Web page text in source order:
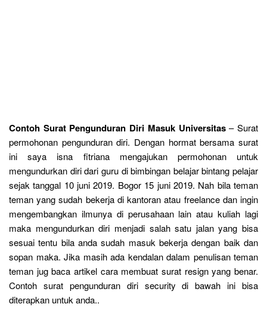
Contoh Surat Pengunduran Diri Masuk Universitas– Surat
permohonan pengunduran diri. Dengan hormat bersama surat
ini saya isna fitriana mengajukan permohonan untuk
mengundurkan diri dari guru di bimbingan belajar bintang pelajar
sejak tanggal 10 juni 2019. Bogor 15 juni 2019. Nah bila teman
teman yang sudah bekerja di kantoran atau freelance dan ingin
mengembangkan ilmunya di perusahaan lain atau kuliah lagi
maka mengundurkan diri menjadi salah satu jalan yang bisa
sesuai tentu bila anda sudah masuk bekerja dengan baik dan
sopan maka. Jika masih ada kendalan dalam penulisan teman
teman jug baca artikel cara membuat surat resign yang benar.
Contoh surat pengunduran diri security di bawah ini bisa
diterapkan untuk anda..